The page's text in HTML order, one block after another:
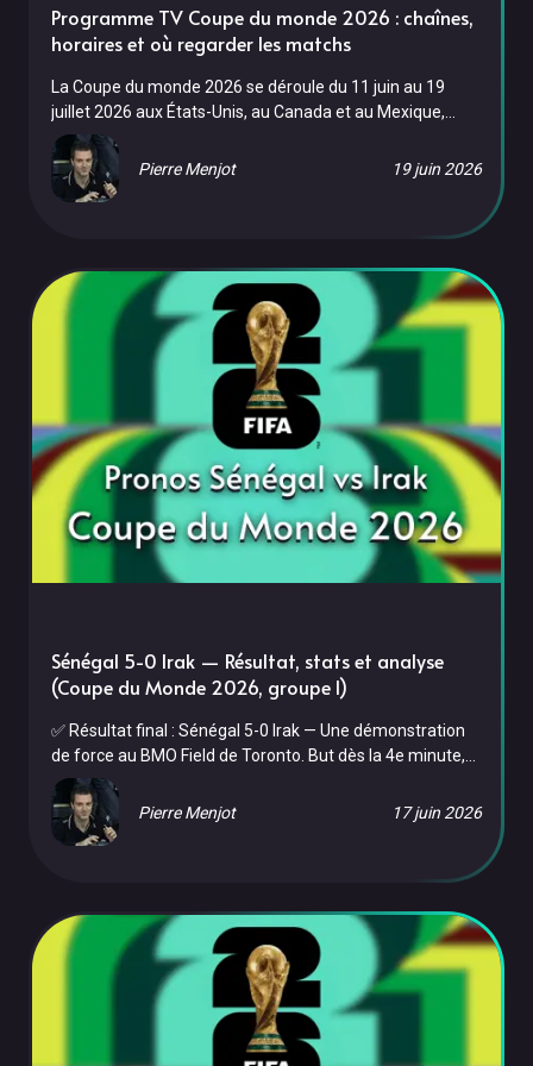
Programme TV Coupe du monde 2026 : chaînes,
horaires et où regarder les matchs
La Coupe du monde 2026 se déroule du 11 juin au 19
juillet 2026 aux États-Unis, au Canada et au Mexique,
avec 48 équipes et 104 matchs. En France, le tournoi est
diffusé sur M6 (en clair, gratuit) et beIN Sports (sur
abonnement). Voici sur quelle chaîne et à quelle heure
Pierre Menjot 19 juin 2026
Sénégal 5-0 Irak — Résultat, stats et analyse
(Coupe du Monde 2026, groupe I)
✅ Résultat final : Sénégal 5-0 Irak — Une démonstration
de force au BMO Field de Toronto. But dès la 4e minute,
carton rouge irakien à la 13e, puis festival offensif en
seconde période (56e, 59e, 71e, 82e). Le Sénégal se
qualifie pour les 32es de finale avec panache et
match de poule contre l'Irak, le vendredi 26 juin 2026, le
Pierre Menjot 17 juin 2026